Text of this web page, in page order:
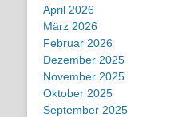
April 2026
März 2026
Februar 2026
Dezember 2025
November 2025
Oktober 2025
September 2025